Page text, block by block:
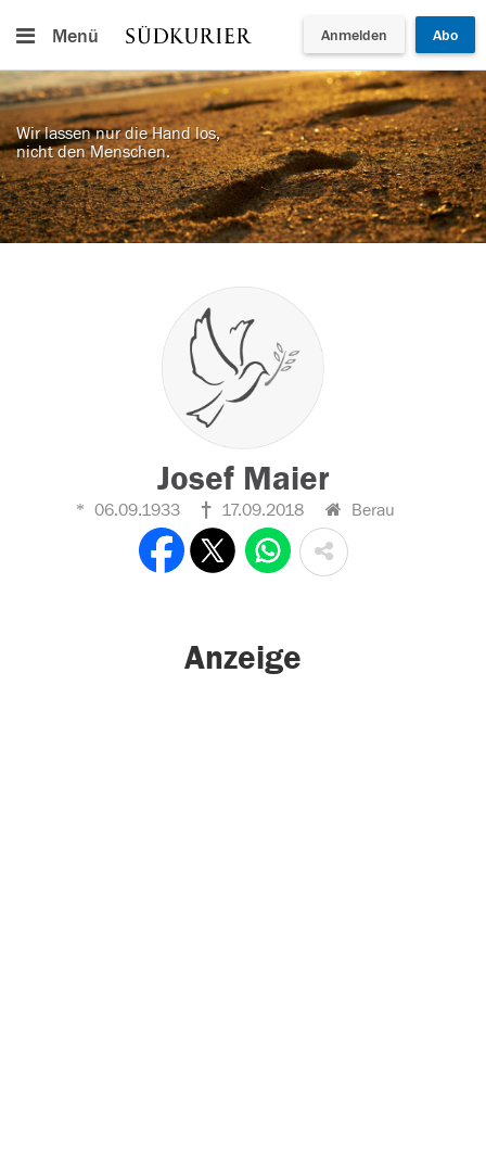
Menü Anmelden Abo
Wir lassen nur die Hand los,
nicht den Menschen.
Josef Maier
06.09.1933 17.09.2018 Berau
Anzeige